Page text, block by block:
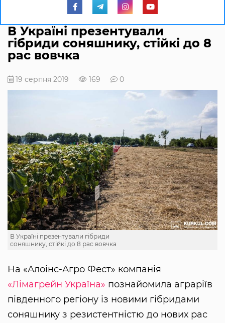
В Україні презентували
гібриди соняшнику, стійкі до 8
рас вовчка
19 серпня 2019 169 0
В Україні презентували гібриди
соняшнику, стійкі до 8 рас вовчка
На «Алоінс-Агро Фест» компанія
«Лімагрейн Україна» познайомила аграріїв
південного регіону із новими гібридами
соняшнику з резистентністю до нових рас